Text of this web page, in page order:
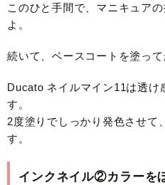
このひと手間で、マニキュア
よ。
続いて、ベースコートを塗っ
Ducato ネイルマイン11は透け
す。
2度塗りでしっかり発色させて
す。
インクネイル②カラーを